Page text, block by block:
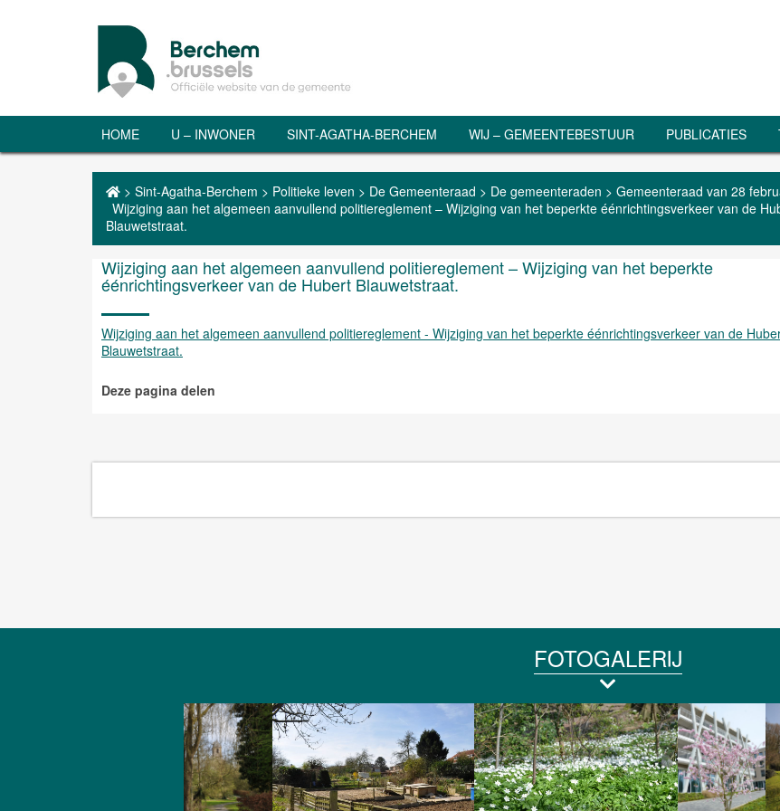
HOME U – INWONER SINT-AGATHA-BERCHEM WIJ – GEMEENTEBESTUUR PUBLICATIES
> Sint-Agatha-Berchem > Politieke leven > De Gemeenteraad > De gemeenteraden > Gemeenteraad van 28
Wijziging aan het algemeen aanvullend politiereglement – Wijziging van het beperkte éénrichtingsverkeer van de
Blauwetstraat.
Wijziging aan het algemeen aanvullend politiereglement – Wijziging van het beperkte
éénrichtingsverkeer van de Hubert Blauwetstraat.
Wijziging aan het algemeen aanvullend politiereglement - Wijziging van het beperkte éénrichtingsverkeer van de
Blauwetstraat.
Deze pagina delen
FOTOGALERIJ